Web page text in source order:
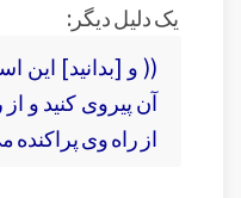
يک دليل ديگر:
(( و [بدانيد]
آن پيروى كنيد و
از راه وى